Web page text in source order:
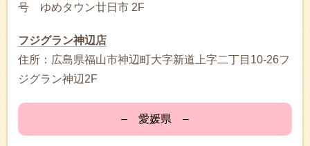
号 ゆめタウン廿日市 2F
フジグラン神辺店
住所：広島県福山市神辺町大字新道上字二丁目10-26フ
ジグラン神辺2F
– 愛媛県 –